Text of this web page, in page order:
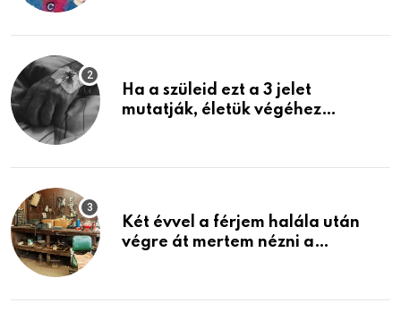
Ha a szüleid ezt a 3 jelet
mutatják, életük végéhez
Két évvel a férjem halála után
végre át mertem nézni a
életemet